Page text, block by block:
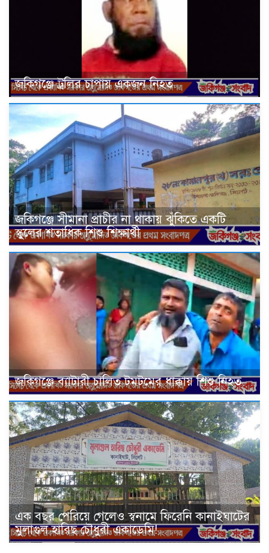
জকিগঞ্জে ট্রলির চাপায় একজন নিহত
জকিগঞ্জে সীমানা প্রাচীর না থাকায় ঝুঁকিতে একটি
স্কুলের শতাধিক শিশু শিক্ষার্থী
জকিগঞ্জে ব্যাটারী চালিত টমটমের ধাক্কায় শিশু নিহত
এক বছর পেরিয়ে গেলেও স্বনামে ফিরেনি কানাইঘাটের
মুলাগুল হারিছ চৌধুরী একাডেমি!